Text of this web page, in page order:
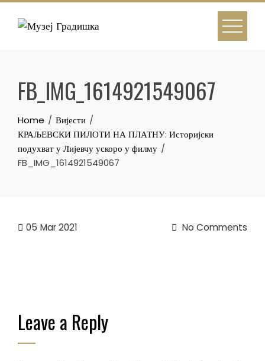
Skip
FB_IMG_1614921549067
Home
Вијести
КРАЉЕВСКИ ПИЛОТИ НА ПЛАТНУ: Историјски
подухват у Лијевчу ускоро у филму
FB_IMG_1614921549067
05 Mar 2021 No Comments
Leave a Reply